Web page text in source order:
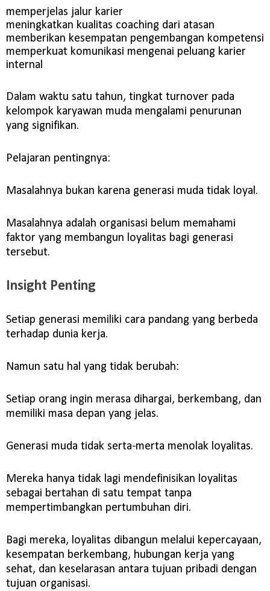
memperjelas jalur karier
meningkatkan kualitas coaching dari atasan
memberikan kesempatan pengembangan kompetensi
memperkuat komunikasi mengenai peluang karier
internal
Dalam waktu satu tahun, tingkat turnover pada
kelompok karyawan muda mengalami penurunan
yang signifikan.
Pelajaran pentingnya:
Masalahnya bukan karena generasi muda tidak loyal.
Masalahnya adalah organisasi belum memahami
faktor yang membangun loyalitas bagi generasi
tersebut.
Insight Penting
Setiap generasi memiliki cara pandang yang berbeda
terhadap dunia kerja.
Namun satu hal yang tidak berubah:
Setiap orang ingin merasa dihargai, berkembang, dan
memiliki masa depan yang jelas.
Generasi muda tidak serta-merta menolak loyalitas.
Mereka hanya tidak lagi mendefinisikan loyalitas
sebagai bertahan di satu tempat tanpa
mempertimbangkan pertumbuhan diri.
Bagi mereka, loyalitas dibangun melalui kepercayaan,
kesempatan berkembang, hubungan kerja yang
sehat, dan keselarasan antara tujuan pribadi dengan
tujuan organisasi.